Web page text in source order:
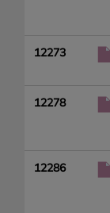
12273
12278
12286